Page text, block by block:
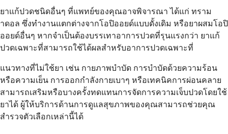
ยาแก้ปวดชนิดอื่นๆ ที่แพทย์ของคุณอาจพิจารณา ได้แก่ ทราม
าดอล ซึ่งทำงานแตกต่างจากโอปิออยด์แบบดั้งเดิม หรือยาผสมโอปิ
ออยด์อื่นๆ หากจำเป็นต้องบรรเทาอาการปวดที่รุนแรงกว่า ยาแก้
ปวดเฉพาะที่สามารถใช้ได้ผลสำหรับอาการปวดเฉพาะที่
แนวทางที่ไม่ใช้ยา เช่น กายภาพบำบัด การบำบัดด้วยความร้อน
หรือความเย็น การออกกำลังกายเบาๆ หรือเทคนิคการผ่อนคลาย
สามารถเสริมหรือบางครั้งทดแทนการจัดการความเจ็บปวดโดยใช้
ยาได้ ผู้ให้บริการด้านการดูแลสุขภาพของคุณสามารถช่วยคุณ
สำรวจตัวเลือกเหล่านี้ได้